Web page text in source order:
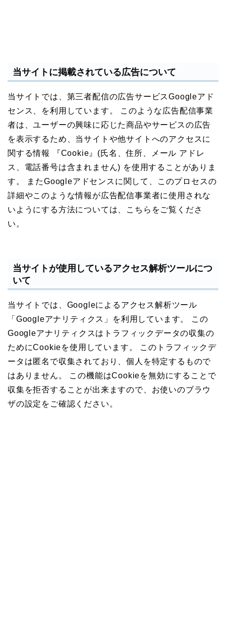
当サイトに掲載されている広告について
当サイトでは、第三者配信の広告サービスGoogleアド
センス、を利用しています。 このような広告配信事業
者は、ユーザーの興味に応じた商品やサービスの広告
を表示するため、当サイトや他サイトへのアクセスに
関する情報 『Cookie』(氏名、住所、メール アドレ
ス、電話番号は含まれません) を使用することがありま
す。 またGoogleアドセンスに関して、このプロセスの
詳細やこのような情報が広告配信事業者に使用されな
いようにする方法については、こちらをご覧くださ
い。
当サイトが使用しているアクセス解析ツールにつ
いて
当サイトでは、Googleによるアクセス解析ツール
「Googleアナリティクス」を利用しています。 この
Googleアナリティクスはトラフィックデータの収集の
ためにCookieを使用しています。 このトラフィックデ
ータは匿名で収集されており、個人を特定するもので
はありません。 この機能はCookieを無効にすることで
収集を拒否することが出来ますので、お使いのブラウ
ザの設定をご確認ください。